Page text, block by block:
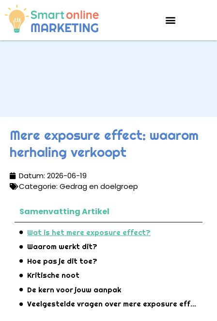
Mere exposure effect: waarom
herhaling verkoopt
Datum: 2026-06-19
Categorie: Gedrag en doelgroep
Samenvatting Artikel
Wat is het mere exposure effect?
Waarom werkt dit?
Hoe pas je dit toe?
Kritische noot
De kern voor jouw aanpak
Veelgestelde vragen over mere exposure effect